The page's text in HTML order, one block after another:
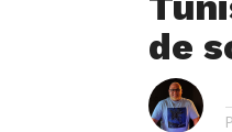
de